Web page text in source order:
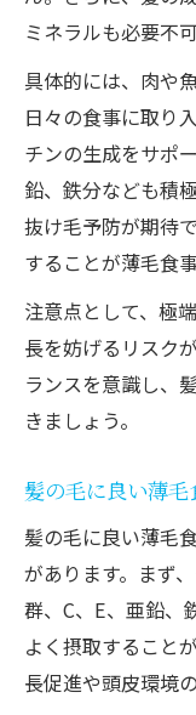
薄毛対
バナナ
薄毛食
バナナ
男性が
男性におす
男性向
薄毛食
髪の毛
男性の
薄毛に
薄毛対
毎日の
髪の毛
薄毛改
バラン
ミネラルも必要不可
具体的には、肉や
日々の食事に取り
チンの生成をサポ
鉛、鉄分なども積
抜け毛予防が期待
することが薄毛食
注意点として、極
長を妨げるリスク
ランスを意識し、
きましょう。
髪の毛に良い薄
髪の毛に良い薄毛
があります。まず
群、C、E、亜鉛、
よく摂取すること
長促進や頭皮環境